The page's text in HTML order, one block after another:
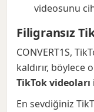
videosunu
Filigransız
CONVERT1S,
kaldırır, böylece
TikTok
En sevdiğiniz